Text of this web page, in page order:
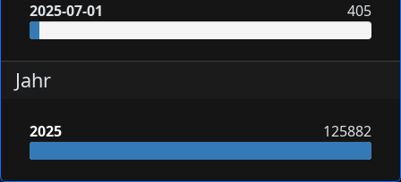
2025-07-01 405
Jahr
2025 125882